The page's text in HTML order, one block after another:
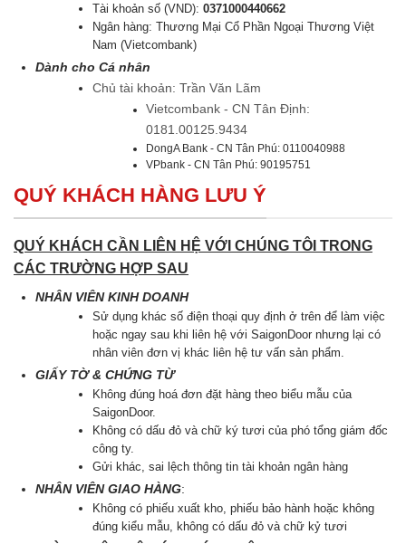
Tài khoản số (VND):0371000440662
Ngân hàng: Thương Mại Cổ Phần Ngoại Thương Việt
Nam (Vietcombank)
Dành cho Cá nhân
Chủ tài khoản: Trần Văn Lãm
Vietcombank - CN Tân Định:
0181.00125.9434
DongA Bank - CN Tân Phú: 0110040988
VPbank - CN Tân Phú: 90195751
QUÝ KHÁCH HÀNG LƯU Ý
QUÝ KHÁCH CẦN LIÊN HỆ VỚI CHÚNG TÔI TRONG
CÁC TRƯỜNG HỢP SAU
NHÂN VIÊN KINH DOANH
Sử dụng khác số điện thoại quy định ở trên để làm việc
hoặc ngay sau khi liên hệ với SaigonDoor nhưng lại có
nhân viên đơn vị khác liên hệ tư vấn sản phẩm.
GIẤY TỜ & CHỨNG TỪ
Không đúng hoá đơn đặt hàng theo biểu mẫu của
SaigonDoor.
Không có dấu đỏ và chữ ký tươi của phó tổng giám đốc
công ty.
Gửi khác, sai lệch thông tin tài khoản ngân hàng
NHÂN VIÊN GIAO HÀNG:
Không có phiếu xuất kho, phiếu bảo hành hoặc không
đúng kiểu mẫu, không có dấu đỏ và chữ kỷ tươi